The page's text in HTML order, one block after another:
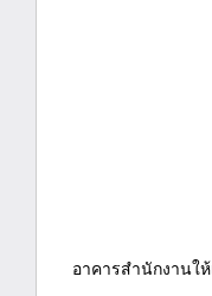
อาคารสำนักงานใ